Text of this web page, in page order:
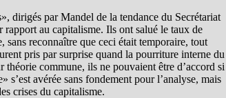
dirigés par Mandel de la tendance du Secrétariat
au capitalisme. Ils ont salué le taux de
sans reconnaître que ceci était temporaire, tout
pris par surprise quand la pourriture interne du
commune, ils ne pouvaient être d’accord si
avérée sans fondement pour l’analyse, mais
crises du capitalisme.